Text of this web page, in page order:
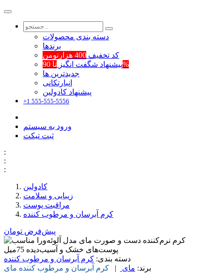
دسته بندی محصولات
برند‌ها
کد تخفیف 400 هزارتومن
پیشنهاد شگفت انگیزتا 90%
جدیدترین ها
انبارتکانی
پیشنهاد کادولین
+1 555-555-5556
ورود به سیستم
ثبت تیکت
:
:
:
کادولین
زیبایی و سلامت
مراقبت پوست
کرم آبرسان و مرطوب کننده
پیش‌فرض تومان
دسته بندی: کرم آبرسان و مرطوب کننده
برند: مای | کرم آبرسان و مرطوب کننده مای